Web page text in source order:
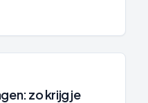
van een woning,
zo krijg je